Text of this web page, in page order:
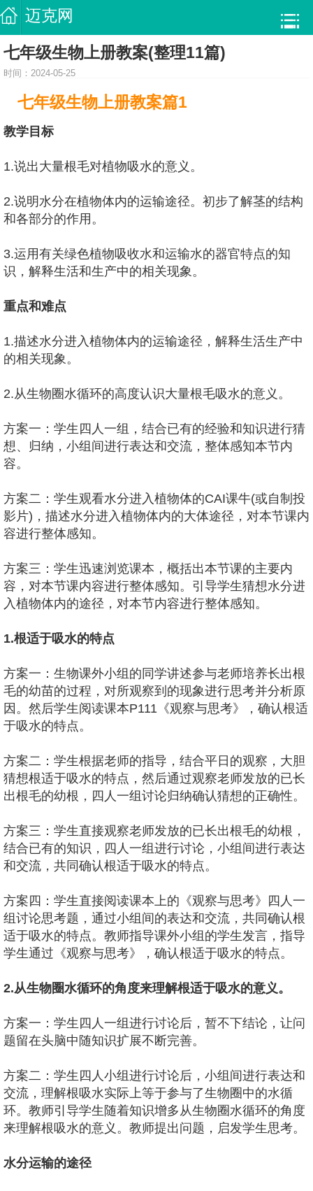
迈克网
七年级生物上册教案(整理11篇)
时间：2024-05-25
七年级生物上册教案篇1
教学目标
1.说出大量根毛对植物吸水的意义。
2.说明水分在植物体内的运输途径。初步了解茎的结构
和各部分的作用。
3.运用有关绿色植物吸收水和运输水的器官特点的知
识，解释生活和生产中的相关现象。
重点和难点
1.描述水分进入植物体内的运输途径，解释生活生产中
的相关现象。
2.从生物圈水循环的高度认识大量根毛吸水的意义。
方案一：学生四人一组，结合已有的经验和知识进行猜
想、归纳，小组间进行表达和交流，整体感知本节内
容。
方案二：学生观看水分进入植物体的CAI课牛(或自制投
影片)，描述水分进入植物体内的大体途径，对本节课内
容进行整体感知。
方案三：学生迅速浏览课本，概括出本节课的主要内
容，对本节课内容进行整体感知。引导学生猜想水分进
入植物体内的途径，对本节内容进行整体感知。
1.根适于吸水的特点
方案一：生物课外小组的同学讲述参与老师培养长出根
毛的幼苗的过程，对所观察到的现象进行思考并分析原
因。然后学生阅读课本P111《观察与思考》，确认根适
于吸水的特点。
方案二：学生根据老师的指导，结合平日的观察，大胆
猜想根适于吸水的特点，然后通过观察老师发放的已长
出根毛的幼根，四人一组讨论归纳确认猜想的正确性。
方案三：学生直接观察老师发放的已长出根毛的幼根，
结合已有的知识，四人一组进行讨论，小组间进行表达
和交流，共同确认根适于吸水的特点。
方案四：学生直接阅读课本上的《观察与思考》四人一
组讨论思考题，通过小组间的表达和交流，共同确认根
适于吸水的特点。教师指导课外小组的学生发言，指导
学生通过《观察与思考》，确认根适于吸水的特点。
2.从生物圈水循环的角度来理解根适于吸水的意义。
方案一：学生四人一组进行讨论后，暂不下结论，让问
题留在头脑中随知识扩展不断完善。
方案二：学生四人小组进行讨论后，小组间进行表达和
交流，理解根吸水实际上等于参与了生物圈中的水循
环。教师引导学生随着知识增多从生物圈水循环的角度
来理解根吸水的意义。教师提出问题，启发学生思考。
水分运输的途径